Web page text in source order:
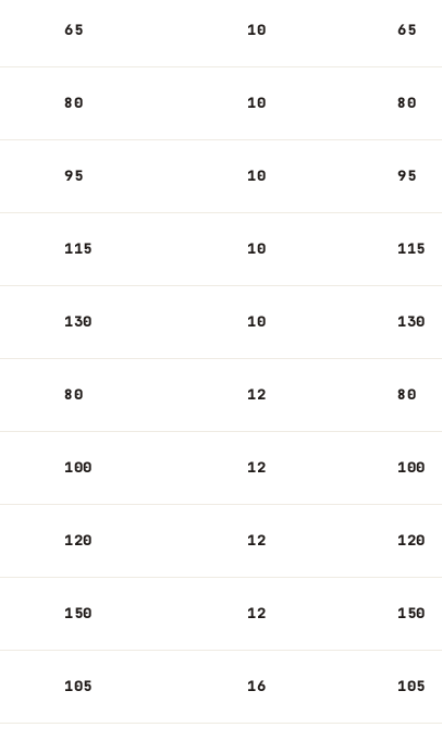
65 10 65
80 10 80
95 10 95
115 10 115
130 10 130
80 12 80
100 12 100
120 12 120
150 12 150
105 16 105